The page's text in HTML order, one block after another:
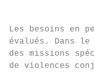
Les besoins en
évalués. Dans
des missions
de violences